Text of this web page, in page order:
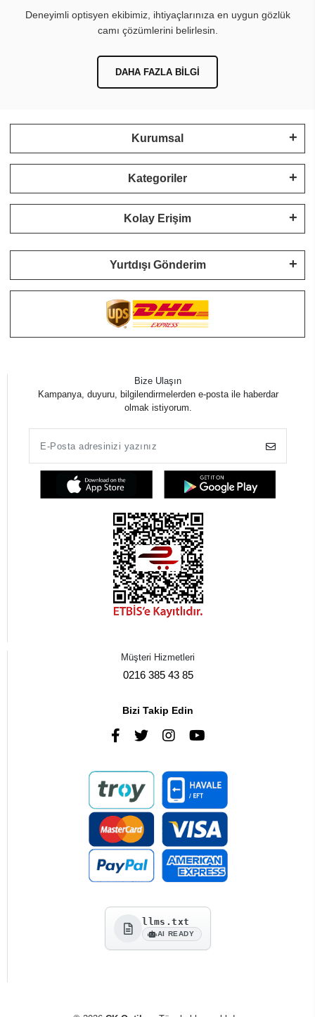
Deneyimli optisyen ekibimiz, ihtiyaçlarınıza en uygun gözlük
camı çözümlerini belirlesin.
DAHA FAZLA BILGI
Kurumsal
Kategoriler
Kolay Erişim
Yurtdışı Gönderim
Bize Ulaşın
Kampanya, duyuru, bilgilendirmelerden e-posta ile haberdar
olmak istiyorum.
Müşteri Hizmetleri
0216 385 43 85
Bizi Takip Edin
llms.txt
AI READY